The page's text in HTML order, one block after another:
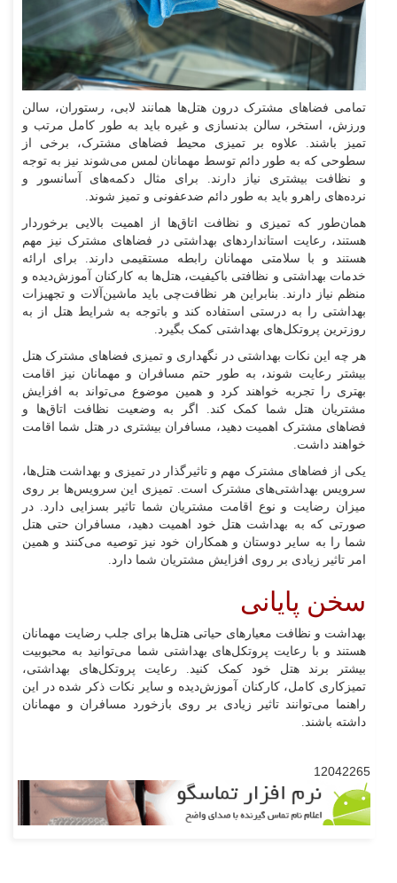
تمامی فضاهای مشترک درون هتل‌ها همانند لابی، رستوران، سالن
ورزش، استخر، سالن بدنسازی و غیره باید به طور کامل مرتب و
تمیز باشند. علاوه بر تمیزی محیط فضاهای مشترک، برخی از
سطوحی که به طور دائم توسط مهمانان لمس می‌شوند نیز به توجه
و نظافت بیشتری نیاز دارند. برای مثال دکمه‌های آسانسور و
نرده‌های راهرو باید به طور دائم ضدعفونی و تمیز شوند.
همان‌طور که تمیزی و نظافت اتاق‌ها از اهمیت بالایی برخوردار
هستند، رعایت استانداردهای بهداشتی در فضاهای مشترک نیز مهم
هستند و با سلامتی مهمانان رابطه مستقیمی دارند. برای ارائه
خدمات بهداشتی و نظافتی باکیفیت، هتل‌ها به کارکنان آموزش‌دیده و
منظم نیاز دارند. بنابراین هر نظافت‌چی باید ماشین‌آلات و تجهیزات
بهداشتی را به درستی استفاده کند و باتوجه به شرایط هتل از به
روزترین پروتکل‌های بهداشتی کمک بگیرد.
هر چه این نکات بهداشتی در نگهداری و تمیزی فضاهای مشترک هتل
بیشتر رعایت شوند، به طور حتم مسافران و مهمانان نیز اقامت
بهتری را تجربه خواهند کرد و همین موضوع می‌تواند به افزایش
مشتریان هتل شما کمک کند. اگر به وضعیت نظافت اتاق‌ها و
فضاهای مشترک اهمیت دهید، مسافران بیشتری در هتل شما اقامت
خواهند داشت.
یکی از فضاهای مشترک مهم و تاثیرگذار در تمیزی و بهداشت هتل‌ها،
سرویس بهداشتی‌های مشترک است. تمیزی این سرویس‌ها بر روی
میزان رضایت و نوع اقامت مشتریان شما تاثیر بسزایی دارد. در
صورتی که به بهداشت هتل خود اهمیت دهید، مسافران حتی هتل
شما را به سایر دوستان و همکاران خود نیز توصیه می‌کنند و همین
امر تاثیر زیادی بر روی افزایش مشتریان شما دارد.
سخن پایانی
بهداشت و نظافت معیارهای حیاتی هتل‌ها برای جلب رضایت مهمانان
هستند و با رعایت پروتکل‌های بهداشتی شما می‌توانید به محبوبیت
بیشتر برند هتل خود کمک کنید. رعایت پروتکل‌های بهداشتی،
تمیزکاری کامل، کارکنان آموزش‌دیده و سایر نکات ذکر شده در این
راهنما می‌توانند تاثیر زیادی بر روی بازخورد مسافران و مهمانان
داشته باشند.
12042265